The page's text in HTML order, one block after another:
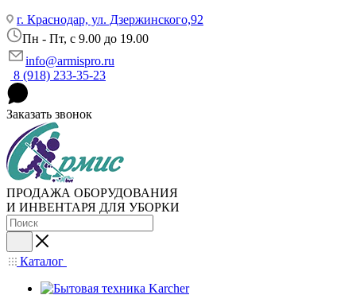
г. Краснодар, ул. Дзержинского,92
Пн - Пт, c 9.00 до 19.00
info@armispro.ru
8 (918) 233-35-23
Заказать звонок
ПРОДАЖА ОБОРУДОВАНИЯ
И ИНВЕНТАРЯ ДЛЯ УБОРКИ
Каталог